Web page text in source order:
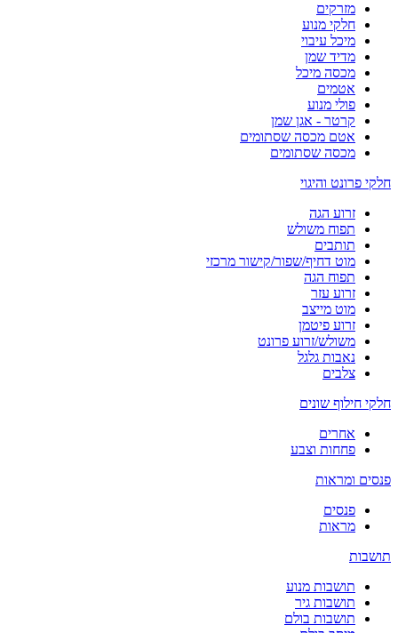
מזרקים
חלקי מנוע
מיכל עיבוי
מדיד שמן
מכסה מיכל
אטמים
פולי מנוע
קרטר - אגן שמן
אטם מכסה שסתומים
מכסה שסתומים
חלקי פרונט והיגוי
זרוע הגה
תפוח משולש
תותבים
מוט דחיף/שפור/קישור מרכזי
תפוח הגה
זרוע עזר
מוט מייצב
זרוע פיטמן
משולש/זרוע פרונט
נאבות גלגל
צלבים
חלקי חילוף שונים
אחרים
פחחות וצבע
פנסים ומראות
פנסים
מראות
תושבות
תושבות מנוע
תושבות גיר
תושבות בולם